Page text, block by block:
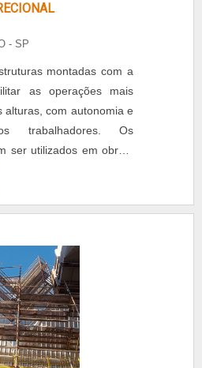
- SP
montadas com a
as operações mais
alturas, com autonomia e
trabalhadores. Os
ser utilizados em obras,
de eventos e
estruturas, como palco
multidirecional, que
de construção civ....